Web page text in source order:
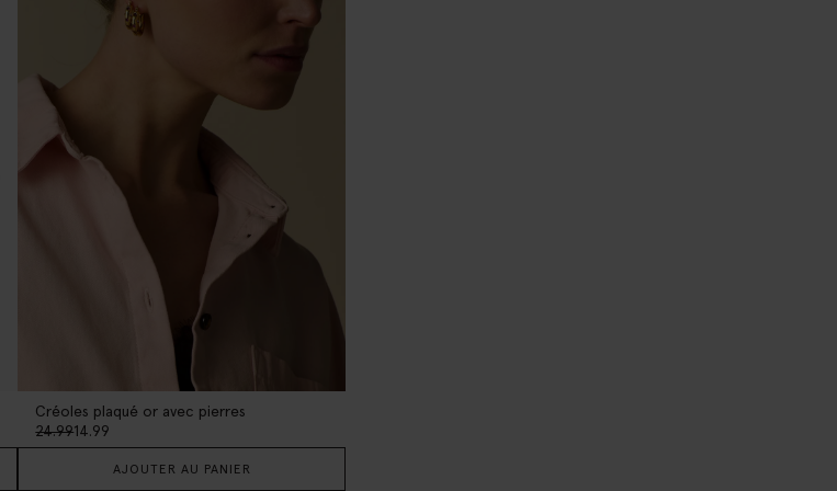
Créoles plaqué or avec pierres
24.9914.99
AJOUTER AU PANIER